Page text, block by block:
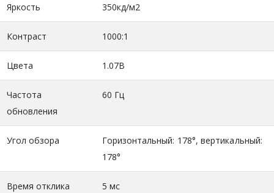
Яркость 350кд/м2
Контраст 1000:1
Цвета 1.07B
Частота
обновления
60 Гц
Угол обзора
Горизонтальный: 178°, вертикальный:
178°
Время отклика 5 мс